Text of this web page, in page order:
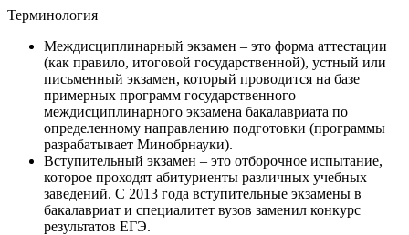
Терминология
Междисциплинарный экзамен – это форма аттестации
(как правило, итоговой государственной), устный или
письменный экзамен, который проводится на базе
примерных программ государственного
междисциплинарного экзамена бакалавриата по
определенному направлению подготовки (программы
разрабатывает Минобрнауки).
Вступительный экзамен – это отборочное испытание,
которое проходят абитуриенты различных учебных
заведений. С 2013 года вступительные экзамены в
бакалавриат и специалитет вузов заменил конкурс
результатов ЕГЭ.